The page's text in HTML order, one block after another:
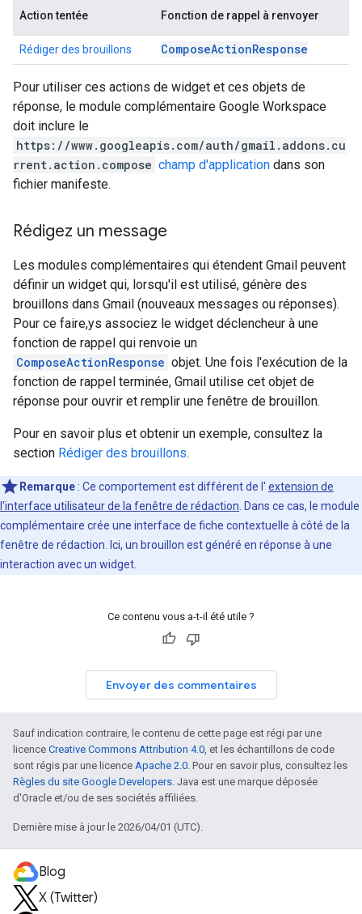
Action tentée Fonction de rappel à renvoyer
Rédiger des brouillons ComposeActionResponse
Pour utiliser ces actions de widget et ces objets de
réponse, le module complémentaire Google Workspace
doit inclure le
https://www.googleapis.com/auth/gmail.addons.cu
rrent.action.compose champ d'application dans son
fichier manifeste.
Rédigez un message
Les modules complémentaires qui étendent Gmail peuvent
définir un widget qui, lorsqu'il est utilisé, génère des
brouillons dans Gmail (nouveaux messages ou réponses).
Pour ce faire,ys associez le widget déclencheur à une
fonction de rappel qui renvoie un
ComposeActionResponse objet. Une fois l'exécution de la
fonction de rappel terminée, Gmail utilise cet objet de
réponse pour ouvrir et remplir une fenêtre de brouillon.
Pour en savoir plus et obtenir un exemple, consultez la
section Rédiger des brouillons.
Remarque : Ce comportement est différent de l' extension de
l'interface utilisateur de la fenêtre de rédaction . Dans ce cas, le module
complémentaire crée une interface de fiche contextuelle à côté de la
fenêtre de rédaction. Ici, un brouillon est généré en réponse à une
interaction avec un widget.
Ce contenu vous a-t-il été utile ?
Envoyer des commentaires
Sauf indication contraire, le contenu de cette page est régi par une
licence Creative Commons Attribution 4.0, et les échantillons de code
sont régis par une licence Apache 2.0. Pour en savoir plus, consultez les
Règles du site Google Developers. Java est une marque déposée
d'Oracle et/ou de ses sociétés affiliées.
Dernière mise à jour le 2026/04/01 (UTC).
Blog
X (Twitter)